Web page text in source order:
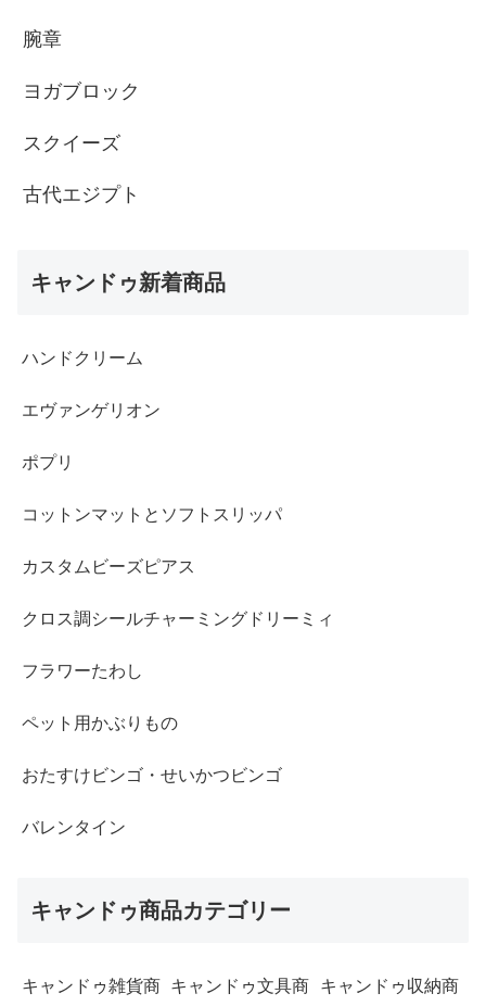
腕章
ヨガブロック
スクイーズ
古代エジプト
キャンドゥ新着商品
ハンドクリーム
エヴァンゲリオン
ポプリ
コットンマットとソフトスリッパ
カスタムビーズピアス
クロス調シールチャーミングドリーミィ
フラワーたわし
ペット用かぶりもの
おたすけビンゴ・せいかつビンゴ
バレンタイン
キャンドゥ商品カテゴリー
キャンドゥ雑貨商 キャンドゥ文具商
キャンドゥ収納商